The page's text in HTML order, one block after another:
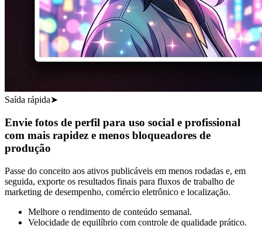
Saída rápida➤
Envie fotos de perfil para uso social e profissional
com mais rapidez e menos bloqueadores de
produção
Passe do conceito aos ativos publicáveis em menos rodadas e, em
seguida, exporte os resultados finais para fluxos de trabalho de
marketing de desempenho, comércio eletrônico e localização.
Melhore o rendimento de conteúdo semanal.
Velocidade de equilíbrio com controle de qualidade prático.